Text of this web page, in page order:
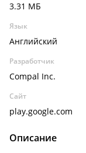
3.31 МБ
Язык
Английский
Разработчик
Compal Inc.
Сайт
play.google.com
Описание